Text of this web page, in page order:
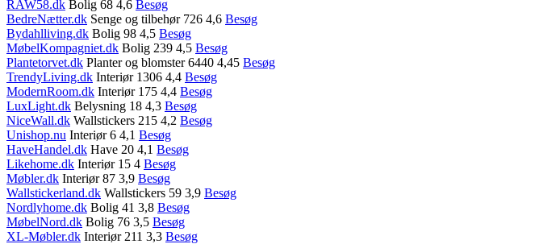
RAW58.dk Bolig 68 4,6 Besøg
BedreNætter.dk Senge og tilbehør 726 4,6 Besøg
Bydahlliving.dk Bolig 98 4,5 Besøg
MøbelKompagniet.dk Bolig 239 4,5 Besøg
Plantetorvet.dk Planter og blomster 6440 4,45 Besøg
TrendyLiving.dk Interiør 1306 4,4 Besøg
ModernRoom.dk Interiør 175 4,4 Besøg
LuxLight.dk Belysning 18 4,3 Besøg
NiceWall.dk Wallstickers 215 4,2 Besøg
Unishop.nu Interiør 6 4,1 Besøg
HaveHandel.dk Have 20 4,1 Besøg
Likehome.dk Interiør 15 4 Besøg
Møbler.dk Interiør 87 3,9 Besøg
Wallstickerland.dk Wallstickers 59 3,9 Besøg
Nordlyhome.dk Bolig 41 3,8 Besøg
MøbelNord.dk Bolig 76 3,5 Besøg
XL-Møbler.dk Interiør 211 3,3 Besøg